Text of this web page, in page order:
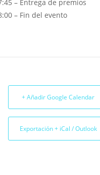
– Entrega de premios
– Fin del evento⁣
+ Añadir Google Calendar
Exportación + iCal / Outlook